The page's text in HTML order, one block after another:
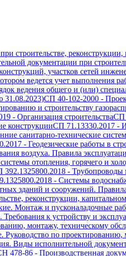
строительстве,
документации при
участков сетей
ведется учет выполнения
ведения общего и (или)
31.08.2023)СП 40-102-2000 -
и строительству
- Организация строительстваСП
конструкцииСП 71.13330.2017 -
санитарно-технические
- Геодезические работы в
воздуха. Правила
отопления, горячего и
392.1325800.2018 - Трубопроводы
- Системы
зданий и сооружений.
реконструкции,
Монтаж и пусконаладочные
к устройству и
монтажу, техническому
по
Виды исполнительной
478-86 - Производственная